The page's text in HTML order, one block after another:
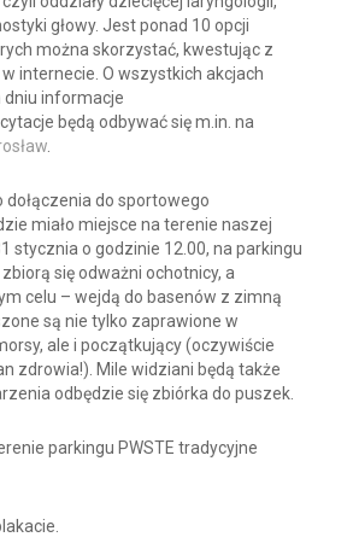
głowy. Jest ponad 10 opcji
można skorzystać, kwestując z
internecie. O wszystkich akcjach
informacje
będą odbywać się m.in. na
do sportowego
miało miejsce na terenie naszej
stycznia o godzinie 12.00, na parkingu
się odważni ochotnicy, a
celu – wejdą do basenów z zimną
są nie tylko zaprawione w
ale i początkujący (oczywiście
zdrowia!). Mile widziani będą także
odbędzie się zbiórka do puszek.
parkingu PWSTE tradycyjne